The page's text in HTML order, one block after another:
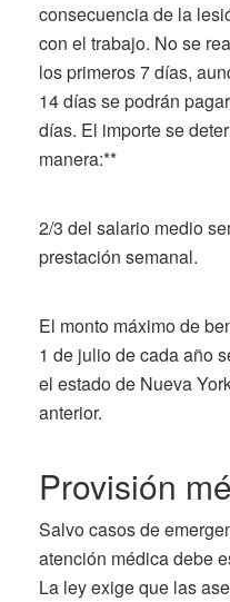
consecuencia de la
con el trabajo. No se
los primeros 7 días,
14 días se podrán
días. El importe se
manera:**
2/3 del salario medio
prestación semanal.
El monto máximo de
1 de julio de cada año
el estado de Nueva
anterior.
Provisión
Salvo casos de
atención médica debe
La ley exige que las